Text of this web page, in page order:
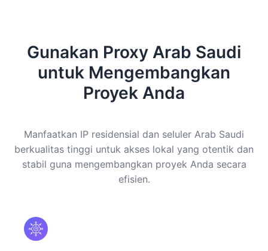
Gunakan Proxy Arab Saudi
untuk Mengembangkan
Proyek Anda
Manfaatkan IP residensial dan seluler Arab Saudi
berkualitas tinggi untuk akses lokal yang otentik dan
stabil guna mengembangkan proyek Anda secara
efisien.